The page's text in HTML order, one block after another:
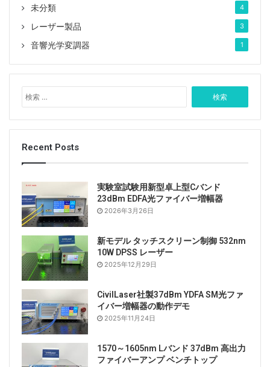
未分類 4
レーザー製品 3
音響光学変調器 1
索
:
Recent Posts
実験室試験用新型卓上型Cバンド
23dBm EDFA光ファイバー増幅器
2026年3月26日
新モデル タッチスクリーン制御 532nm
10W DPSS レーザー
2025年12月29日
CivilLaser社製37dBm YDFA SM光ファ
イバー増幅器の動作デモ
2025年11月24日
1570～1605nm Lバンド 37dBm 高出力
ファイバーアンプ ベンチトップ